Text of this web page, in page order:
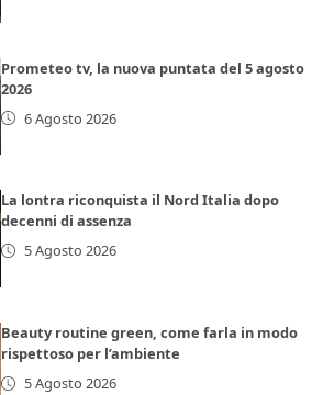
Prometeo tv, la nuova puntata del 5 agosto
2026
6 Agosto 2026
La lontra riconquista il Nord Italia dopo
decenni di assenza
5 Agosto 2026
Beauty routine green, come farla in modo
rispettoso per l’ambiente
5 Agosto 2026